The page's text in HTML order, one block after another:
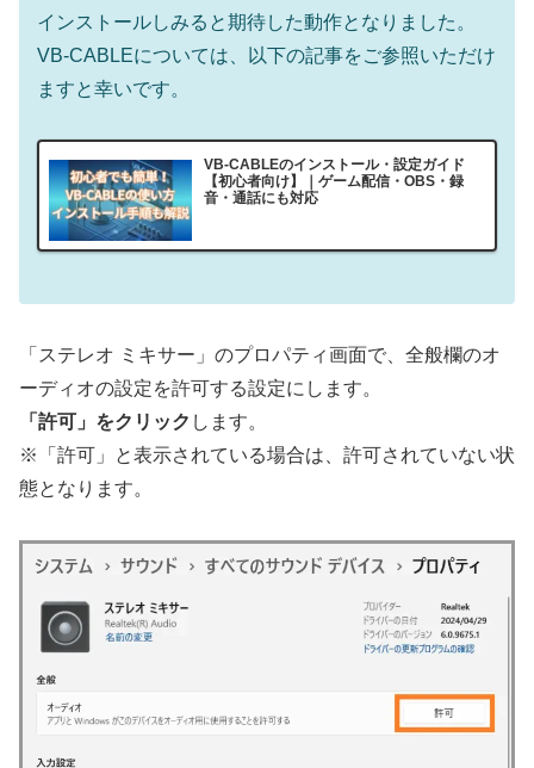
インストールしみると期待した動作となりました。
VB-CABLEについては、以下の記事をご参照いただけ
ますと幸いです。
VB-CABLEのインストール・設定ガイド
【初心者向け】｜ゲーム配信・OBS・録
音・通話にも対応
「ステレオ ミキサー」のプロパティ画面で、全般欄のオ
ーディオの設定を許可する設定にします。
「許可」をクリック します。
※「許可」と表示されている場合は、許可されていない状
態となります。